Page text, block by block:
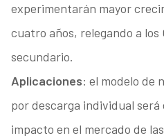
experimentarán mayor
cuatro años, relegando a los
secundario.
Aplicaciones: el modelo de
por descarga individual
impacto en el mercado de